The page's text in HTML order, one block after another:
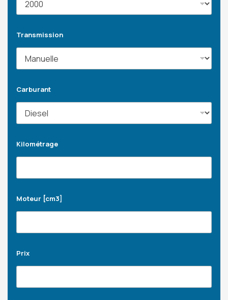
Transmission
Carburant
Kilométrage
Moteur [cm3]
Prix